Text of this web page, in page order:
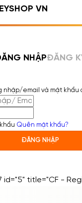
VN
NHẬPĐĂNG
nhập/email và mật khẩu
Quên mật khẩu?
ĐĂNG NHẬP
title="CF -